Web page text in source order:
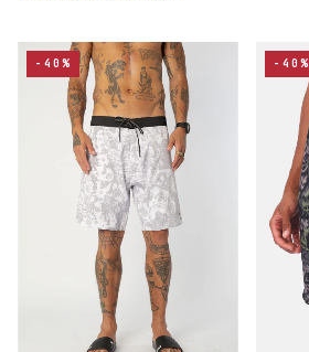
-40% -40%